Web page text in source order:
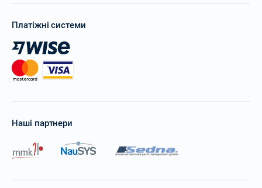
Платіжні системи
Наші партнери